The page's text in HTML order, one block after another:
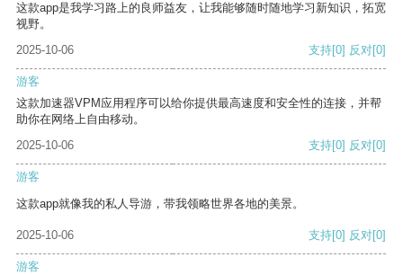
这款app是我学习路上的良师益友，让我能够随时随地学习新知识，拓宽
视野。
2025-10-06
支持[0] 反对[0]
游客
这款加速器VPM应用程序可以给你提供最高速度和安全性的连接，并帮
助你在网络上自由移动。
2025-10-06
支持[0] 反对[0]
游客
这款app就像我的私人导游，带我领略世界各地的美景。
2025-10-06 支持[0] 反对[0]
游客